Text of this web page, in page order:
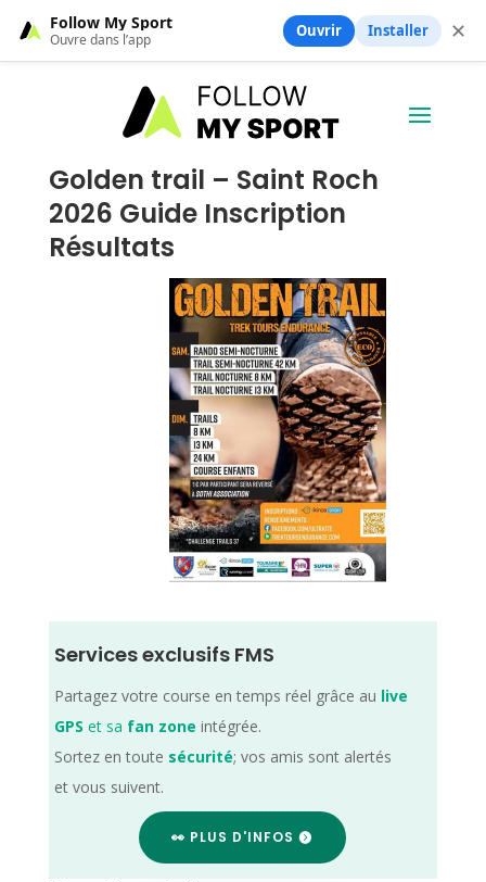
Golden trail – Saint Roch
2026 Guide Inscription
Résultats
Services exclusifs FMS
Partagez votre course en temps réel grâce au live
GPS et sa fan zone intégrée.
Sortez en toute sécurité; vos amis sont alertés
et vous suivent.
👀 PLUS D'INFOS
Follow My Sport
Ouvre dans l’app Ouvrir Installer ✕